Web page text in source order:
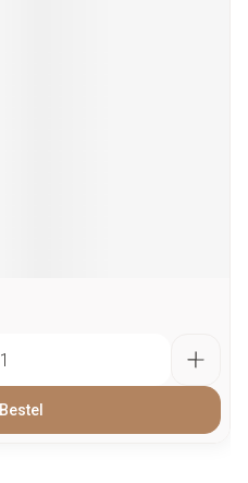
Bestel